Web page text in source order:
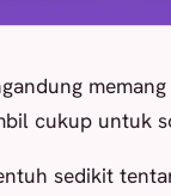
cukup untuk
sedikit